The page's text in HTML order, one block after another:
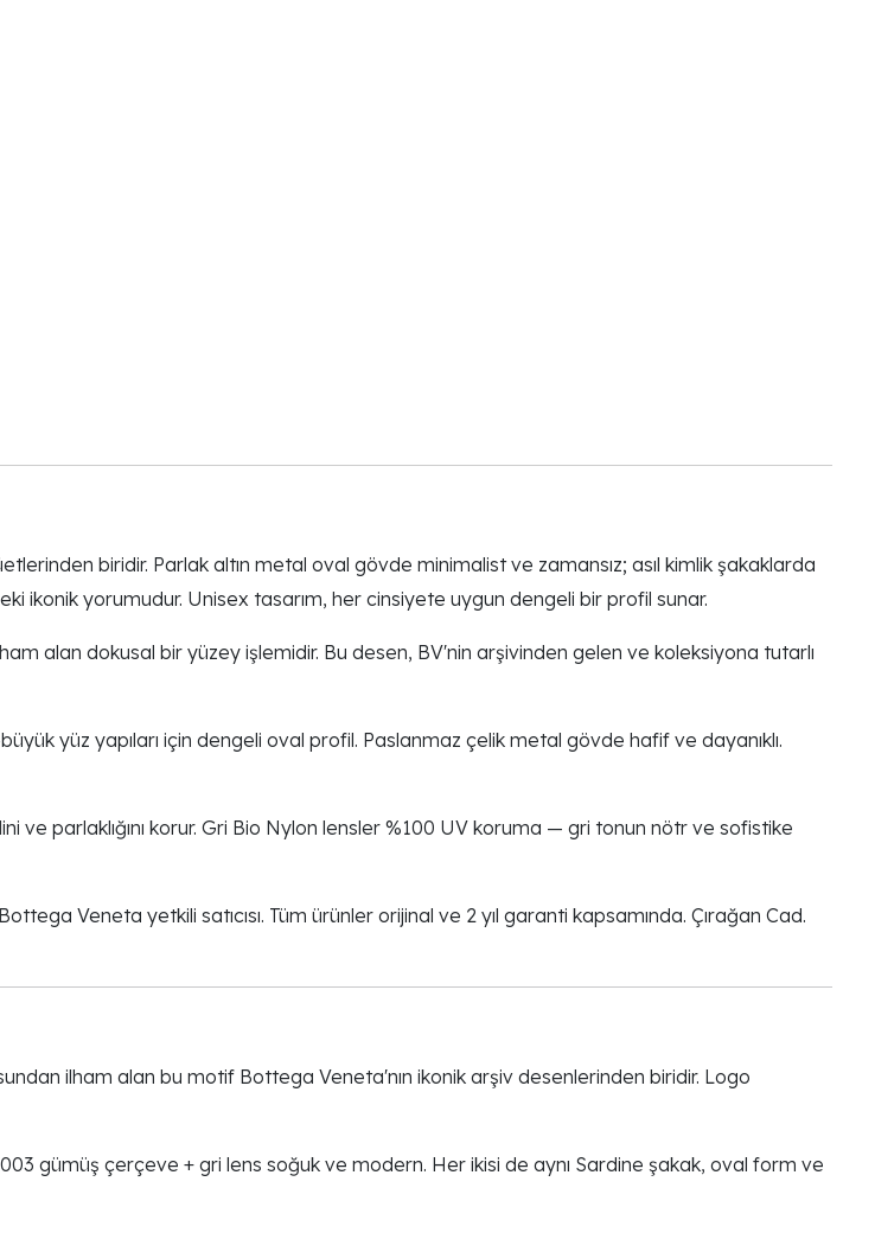
biridir. Parlak altın metal oval gövde minimalist ve zamansız; asıl kimlik şakaklarda
ikonik yorumudur. Unisex tasarım, her cinsiyete uygun dengeli bir profil sunar.
alan dokusal bir yüzey işlemidir. Bu desen, BV'nin arşivinden gelen ve koleksiyona tutarlı
yüz yapıları için dengeli oval profil. Paslanmaz çelik metal gövde hafif ve dayanıklı.
ve parlaklığını korur. Gri Bio Nylon lensler %100 UV koruma — gri tonun nötr ve sofistike
Veneta yetkili satıcısı. Tüm ürünler orijinal ve 2 yıl garanti kapsamında. Çırağan Cad.
ilham alan bu motif Bottega Veneta'nın ikonik arşiv desenlerinden biridir. Logo
gümüş çerçeve + gri lens soğuk ve modern. Her ikisi de aynı Sardine şakak, oval form ve